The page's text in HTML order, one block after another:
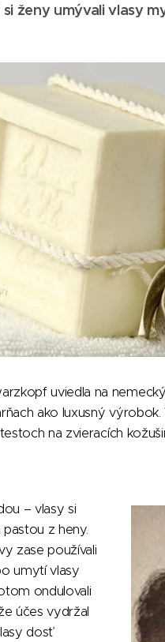
ženy umývali vlasy
uviedla na
ako luxusný
na zvieracích
– vlasy si
z heny.
zase používali
umytí vlasy
ondulovali
účes vydržal
dosť